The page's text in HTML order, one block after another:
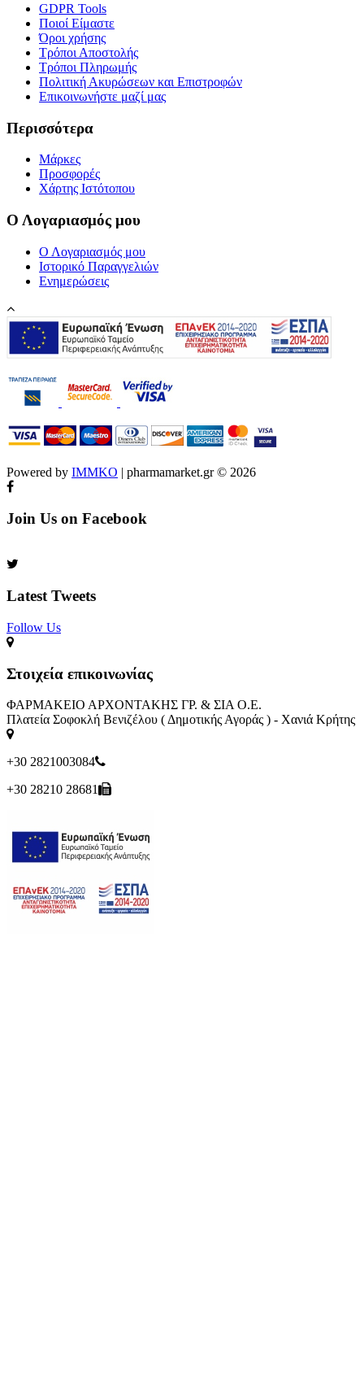
GDPR Tools
Ποιοί Είμαστε
Όροι χρήσης
Τρόποι Αποστολής
Τρόποι Πληρωμής
Πολιτική Ακυρώσεων και Επιστροφών
Επικοινωνήστε μαζί μας
Περισσότερα
Μάρκες
Προσφορές
Χάρτης Ιστότοπου
Ο Λογαριασμός μου
Ο Λογαριασμός μου
Ιστορικό Παραγγελιών
Ενημερώσεις
Powered by IMMKO | pharmamarket.gr © 2026
Join Us on Facebook
Latest Tweets
Follow Us​
Στοιχεία επικοινωνίας
ΦΑΡΜΑΚΕΙΟ ΑΡΧΟΝΤΑΚΗΣ ΓΡ. & ΣΙΑ Ο.Ε.
Πλατεία Σοφοκλή Βενιζέλου ( Δημοτικής Αγοράς ) - Χανιά Κρήτης
+30 2821003084
+30 28210 28681